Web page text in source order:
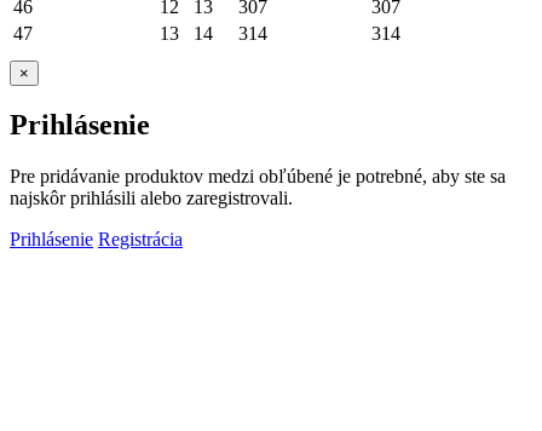
46 12 13 307
307
47
13 14 314 314
×
Prihlásenie
Pre pridávanie produktov medzi obľúbené je potrebné, aby ste sa
najskôr prihlásili alebo zaregistrovali.
Prihlásenie Registrácia